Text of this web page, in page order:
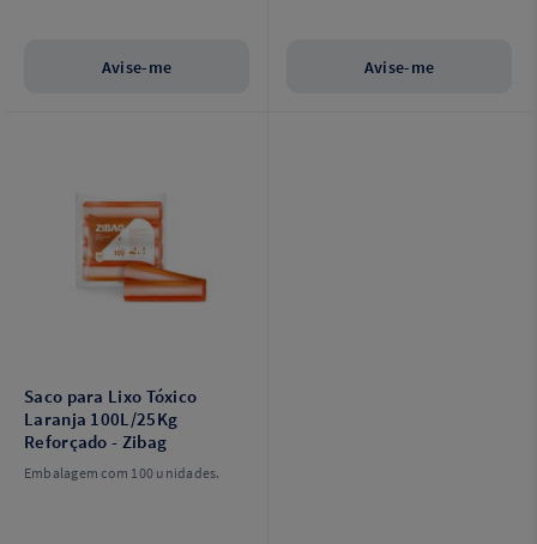
Avise-me Avise-me
Saco para Lixo Tóxico
Laranja 100L/25Kg
Reforçado - Zibag
Embalagem com 100 unidades.